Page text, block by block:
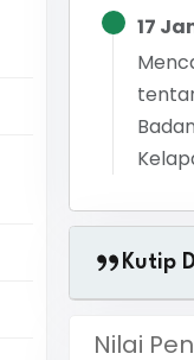
17
Kutip
Nilai